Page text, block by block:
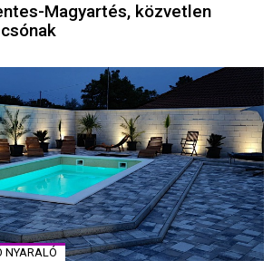
Magyartés, közvetlen
NYARALÓ